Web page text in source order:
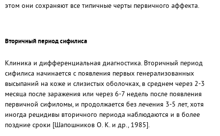
этом они сохраняют все типичные черты первичного аффекта.
Вторичный период сифилиса
Клиника и дифференциальная диагностика. Вторичный период
сифилиса начинается с появления первых генерализованных
высыпаний на коже и слизистых оболочках, в среднем через 2-3
месяца после заражения или через 6-7 недель после появления
первичной сифиломы, и продолжается без лечения 3-5 лет, хотя
иногда рецидивы вторичного периода наблюдаются и в более
поздние сроки [Шапошников О. К. и др., 1985].